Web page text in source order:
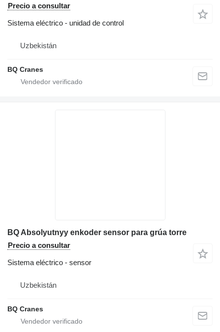
Precio a consultar
Sistema eléctrico - unidad de control
Uzbekistán
BQ Cranes
BQ Absolyutnyy enkoder sensor para grúa torre
Precio a consultar
Sistema eléctrico - sensor
Uzbekistán
BQ Cranes